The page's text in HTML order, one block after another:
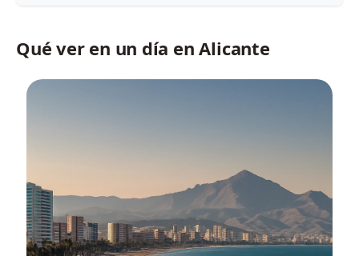
Qué ver en un día en Alicante